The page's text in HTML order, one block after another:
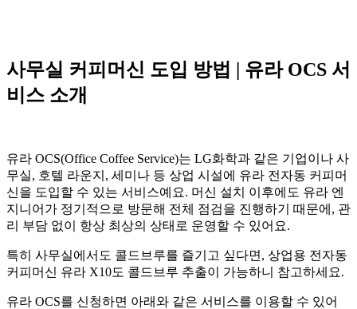
사무실 커피머신 도입 방법 | 유라 OCS 서
비스 소개
유라 OCS(Office Coffee Service)는 LG화학과 같은 기업이나 사
무실, 호텔 라운지, 세미나 등 상업 시설에 유라 전자동 커피머
신을 도입할 수 있는 서비스예요. 머신 설치 이후에도 유라 엔
지니어가 정기적으로 방문해 전체 점검을 진행하기 때문에, 관
리 부담 없이 항상 최상의 상태로 운영할 수 있어요.
특히 사무실에서도 콜드브루를 즐기고 싶다면, 상업용 전자동
커피머신 유라 X10도 콜드브루 추출이 가능하니 참고하세요.
유라 OCS를 신청하면 아래와 같은 서비스를 이용할 수 있어